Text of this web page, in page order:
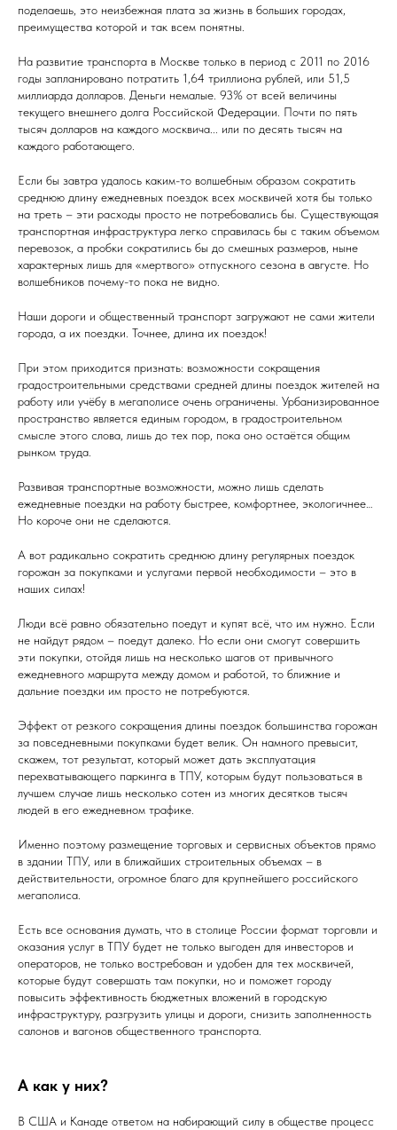
поделаешь, это неизбежная плата за жизнь в больших городах,
преимущества которой и так всем понятны.
На развитие транспорта в Москве только в период с 2011 по 2016
годы запланировано потратить 1,64 триллиона рублей, или 51,5
миллиарда долларов. Деньги немалые. 93% от всей величины
текущего внешнего долга Российской Федерации. Почти по пять
тысяч долларов на каждого москвича... или по десять тысяч на
каждого работающего.
Если бы завтра удалось каким-то волшебным образом сократить
среднюю длину ежедневных поездок всех москвичей хотя бы только
на треть – эти расходы просто не потребовались бы. Существующая
транспортная инфраструктура легко справилась бы с таким объемом
перевозок, а пробки сократились бы до смешных размеров, ныне
характерных лишь для «мертвого» отпускного сезона в августе. Но
волшебников почему-то пока не видно.
Наши дороги и общественный транспорт загружают не сами жители
города, а их поездки. Точнее, длина их поездок!
При этом приходится признать: возможности сокращения
градостроительными средствами средней длины поездок жителей на
работу или учёбу в мегаполисе очень ограничены. Урбанизированное
пространство является единым городом, в градостроительном
смысле этого слова, лишь до тех пор, пока оно остаётся общим
рынком труда.
Развивая транспортные возможности, можно лишь сделать
ежедневные поездки на работу быстрее, комфортнее, экологичнее…
Но короче они не сделаются.
А вот радикально сократить среднюю длину регулярных поездок
горожан за покупками и услугами первой необходимости – это в
наших силах!
Люди всё равно обязательно поедут и купят всё, что им нужно. Если
не найдут рядом – поедут далеко. Но если они смогут совершить
эти покупки, отойдя лишь на несколько шагов от привычного
ежедневного маршрута между домом и работой, то ближние и
дальние поездки им просто не потребуются.
Эффект от резкого сокращения длины поездок большинства горожан
за повседневными покупками будет велик. Он намного превысит,
скажем, тот результат, который может дать эксплуатация
перехватывающего паркинга в ТПУ, которым будут пользоваться в
лучшем случае лишь несколько сотен из многих десятков тысяч
людей в его ежедневном трафике.
Именно поэтому размещение торговых и сервисных объектов прямо
в здании ТПУ, или в ближайших строительных объемах – в
действительности, огромное благо для крупнейшего российского
мегаполиса.
Есть все основания думать, что в столице России формат торговли и
оказания услуг в ТПУ будет не только выгоден для инвесторов и
операторов, не только востребован и удобен для тех москвичей,
которые будут совершать там покупки, но и поможет городу
повысить эффективность бюджетных вложений в городскую
инфраструктуру, разгрузить улицы и дороги, снизить заполненность
салонов и вагонов общественного транспорта.
А как у них?
В США и Канаде ответом на набирающий силу в обществе процесс